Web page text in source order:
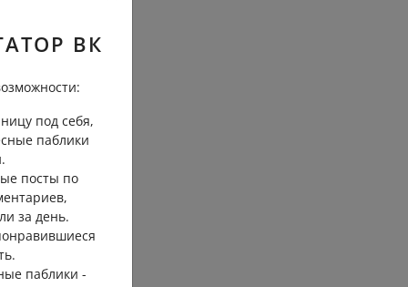
ВК
под себя,
паблики
посты по
за день.
паблики -